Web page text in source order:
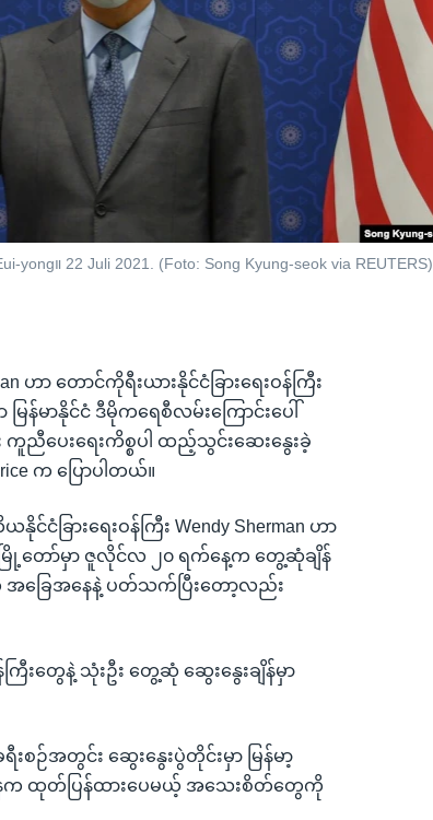
။ 22 Juli 2021. (Foto: Song Kyung-seok via REUTERS)
ဟာ တောင်ကိုရီးယားနိုင်ငံခြားရေးဝန်ကြီး
န်မာနိုင်ငံ ဒီမိုကရေစီလမ်းကြောင်းပေါ်
ညီပေးရေးကိစ္စပါ ထည့်သွင်းဆေးနွေးခဲ့
က ပြောပါတယ်။
ြားရေးဝန်ကြီး Wendy Sherman ဟာ
ျိုမြို့တော်မှာ ဇူလိုင်လ ၂၀ ရက်နေ့က တွေ့ဆုံချိန်
အခြေအနေနဲ့ ပတ်သက်ပြီးတော့လည်း
ကြီးတွေနဲ့ သုံးဦး တွေ့ဆုံ ဆွေးနွေးချိန်မှာ
စဉ်အတွင်း ဆွေးနွေးပွဲတိုင်းမှာ မြန်မာ့
နက ထုတ်ပြန်ထားပေမယ့် အသေးစိတ်တွေကို